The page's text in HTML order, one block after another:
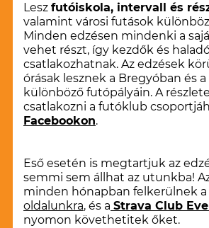
Lesz futóiskola, intervall és
valamint városi futások
Minden edzésen mindenki a
vehet részt, így kezdők és
csatlakozhatnak. Az edzések
órásak lesznek a Bregyóban és a
különböző futópályáin. A
csatlakozni a futóklub
Facebookon.
Eső esetén is megtartjuk az
semmi sem állhat az utunkba!
minden hónapban felkerülnek a
oldalunkra, és a Strava Club
nyomon követhetitek őket.